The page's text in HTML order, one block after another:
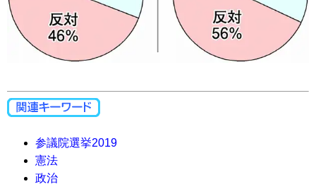
参議院選挙2019
憲法
政治